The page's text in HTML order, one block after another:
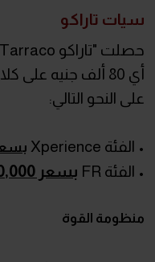
سيات تاراكو
أي 80 ألف جنيه على
على النحو التالي:
• الفئة Xperience بسعر 2,300,000
• الفئة FR بسعر 2,450,000 جنيه
منظومة القوة